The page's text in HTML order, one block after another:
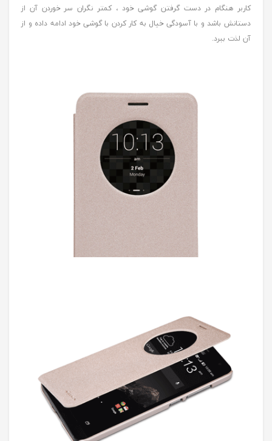
کاربر هنگام در دست گرفتن گوشی خود ، کمتر نگران سر خوردن آن از
دستانش باشد و با آسودگی خیال به کار کردن با گوشی خود ادامه داده و از
آن لذت ببرد.